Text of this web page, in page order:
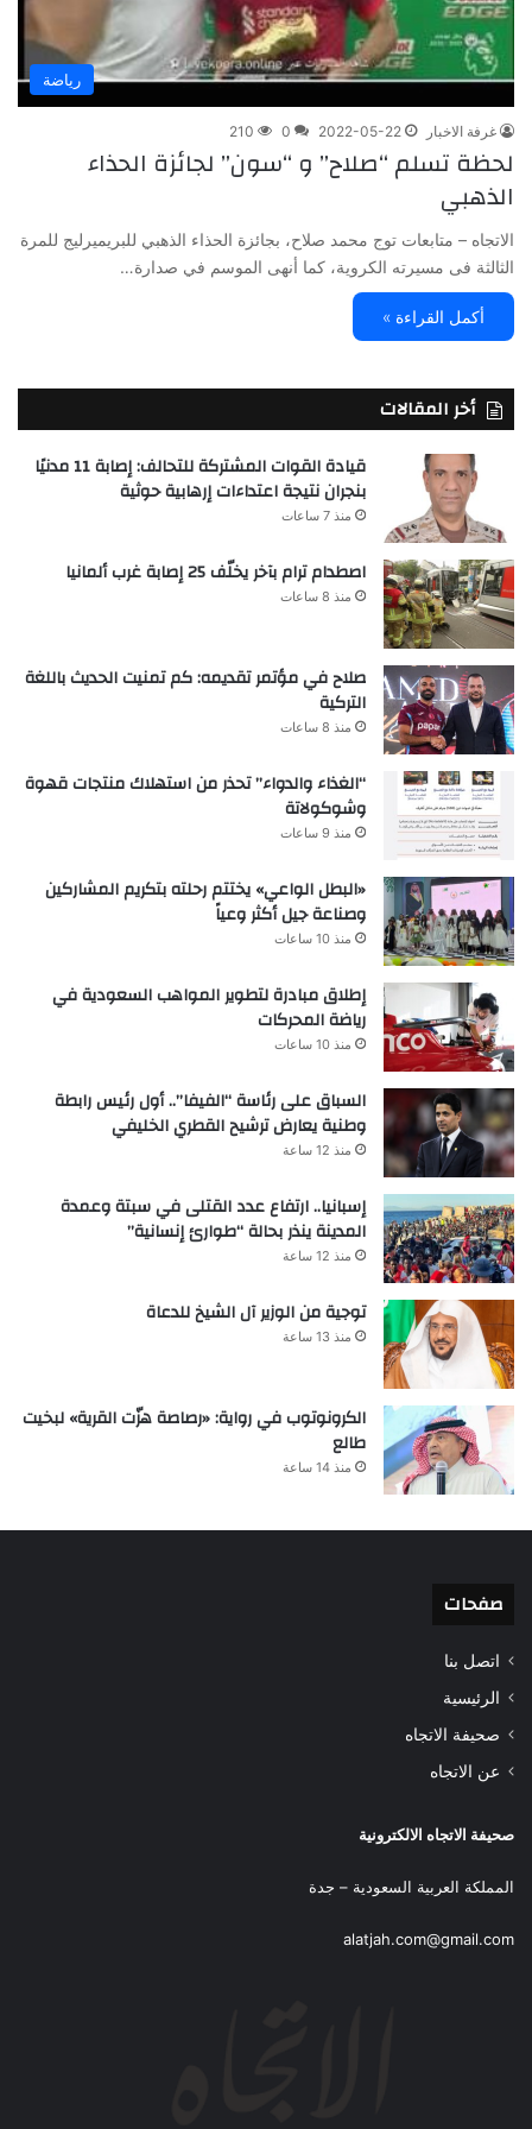
رياضة
غرفة الاخبار 2022-05-22
0
210
لحظة تسلم “صلاح” و “سون” لجائزة الحذاء
الذهبي
الاتجاه – متابعات توج محمد صلاح، بجائزة الحذاء الذهبي للبريميرليج للمرة
الثالثة فى مسيرته الكروية، كما أنهى الموسم في صدارة…
أكمل القراءة »
أخر المقالات
قيادة القوات المشتركة للتحالف: إصابة 11 مدنيًا
بنجران نتيجة اعتداءات إرهابية حوثية
منذ 7 ساعات
اصطدام ترام بآخر يخلّف 25 إصابة غرب ألمانيا
منذ 8 ساعات
صلاح في مؤتمر تقديمه: كم تمنيت الحديث باللغة
التركية
منذ 8 ساعات
“الغذاء والدواء” تحذر من استهلاك منتجات قهوة
وشوكولاتة
منذ 9 ساعات
«البطل الواعي» يختتم رحلته بتكريم المشاركين
وصناعة جيل أكثر وعياً
منذ 10 ساعات
إطلاق مبادرة لتطوير المواهب السعودية في
رياضة المحركات
منذ 10 ساعات
السباق على رئاسة “الفيفا”.. أول رئيس رابطة
وطنية يعارض ترشيح القطري الخليفي
منذ 12 ساعة
إسبانيا.. ارتفاع عدد القتلى في سبتة وعمدة
المدينة ينذر بحالة “طوارئ إنسانية”
منذ 12 ساعة
توجية من الوزير آل الشيخ للدعاة
منذ 13 ساعة
الكرونوتوب في رواية: «رصاصة هزّت القرية» لبخيت
طالع
منذ 14 ساعة
صفحات
اتصل بنا
الرئيسية
صحيفة الاتجاه
عن الاتجاه
صحيفة الاتجاه الالكترونية
المملكة العربية السعودية – جدة
alatjah.com@gmail.com